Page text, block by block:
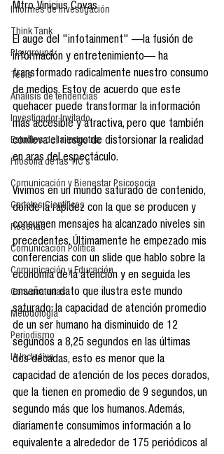
Informes de investigación
Think Tank
Playground
Tesis
Análisis de tendencias
Investigador Invitado
Estudios de la industria
Filosofía de las TIC´s
Comunicación y Bienestar Psicosocia
Carteles Científicos
Reseñas
Comunicación Política
Comunicación y Educación
Convocatorias
Metodología
Periodismo
IA Inclusiva
Mtro. Vinicius Covas
El auge del "infotainment" —la fusión de
información y entretenimiento— ha
transformado radicalmente nuestro consumo
de medios. Estoy de acuerdo que este
quehacer puede transformar la información
más accesible y atractiva, pero que también
conlleva el riesgo de distorsionar la realidad
en aras del espectáculo.
Vivimos en un mundo saturado de contenido,
donde la rapidez con la que se producen y
consumen mensajes ha alcanzado niveles sin
precedentes. Últimamente he empezado mis
conferencias con un slide que hablo sobre la
economía de la atención y en seguida les
enseño un dato que ilustra este mundo
saturado: la capacidad de atención promedio
de un ser humano ha disminuido de 12
segundos a 8,25 segundos en las últimas
dos décadas, esto es menor que la
capacidad de atención de los peces dorados,
que la tienen en promedio de 9 segundos, un
segundo más que los humanos. Además,
diariamente consumimos información a lo
equivalente a alrededor de 175 periódicos al